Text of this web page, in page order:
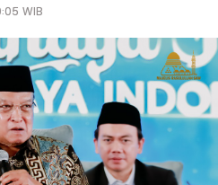
WIB